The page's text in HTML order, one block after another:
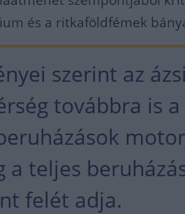
és a ritkaföldfémek
szerint az
továbbra is
a teljes
felét adja.